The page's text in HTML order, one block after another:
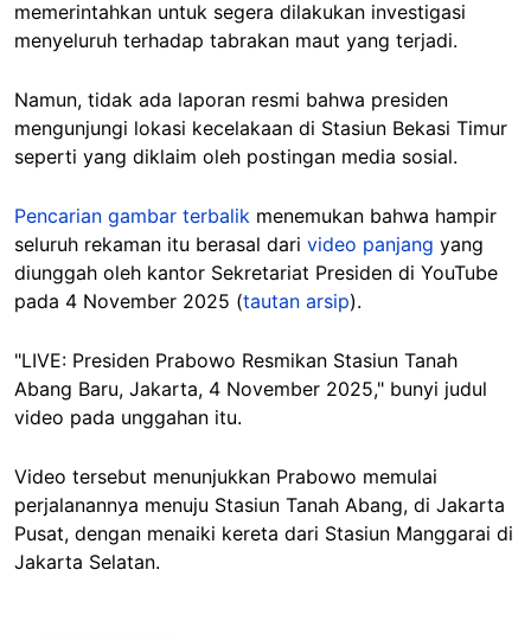
memerintahkan untuk segera dilakukan investigasi
menyeluruh terhadap tabrakan maut yang terjadi.
Namun, tidak ada laporan resmi bahwa presiden
mengunjungi lokasi kecelakaan di Stasiun Bekasi Timur
seperti yang diklaim oleh postingan media sosial.
Pencarian gambar terbalik menemukan bahwa hampir
seluruh rekaman itu berasal dari video panjang yang
diunggah oleh kantor Sekretariat Presiden di YouTube
pada 4 November 2025 (tautan arsip).
"LIVE: Presiden Prabowo Resmikan Stasiun Tanah
Abang Baru, Jakarta, 4 November 2025," bunyi judul
video pada unggahan itu.
Video tersebut menunjukkan Prabowo memulai
perjalanannya menuju Stasiun Tanah Abang, di Jakarta
Pusat, dengan menaiki kereta dari Stasiun Manggarai di
Jakarta Selatan.